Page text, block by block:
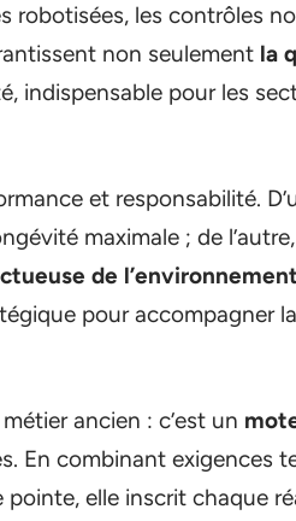
robotisées, les contrôles
non seulement la
indispensable pour les
et responsabilité.
maximale ; de
de l’environnement
pour accompagner
ancien : c’est un
En combinant exigences
elle inscrit chaque